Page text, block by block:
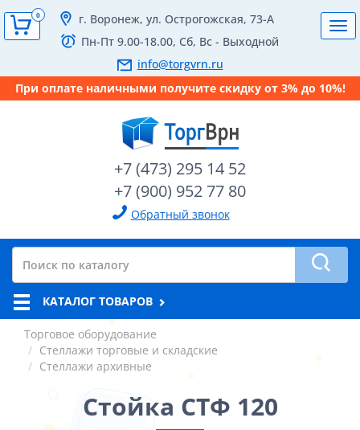
г. Воронеж, ул. Острогожская, 73-А
Пн-Пт 9.00-18.00, Сб, Вс - Выходной
info@torgvrn.ru
При оплате наличными получите скидку от 3% до 10%!
+7 (473) 295 14 52
+7 (900) 952 77 80
Обратный звонок
0
КАТАЛОГ ТОВАРОВ
Торговое оборудование
Стеллажи торговые и складские
Стеллажи архивные
Стойка СТФ 120